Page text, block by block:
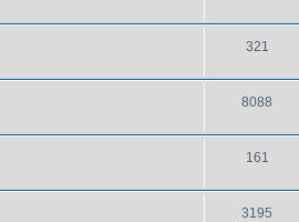
321
8088
161
3195